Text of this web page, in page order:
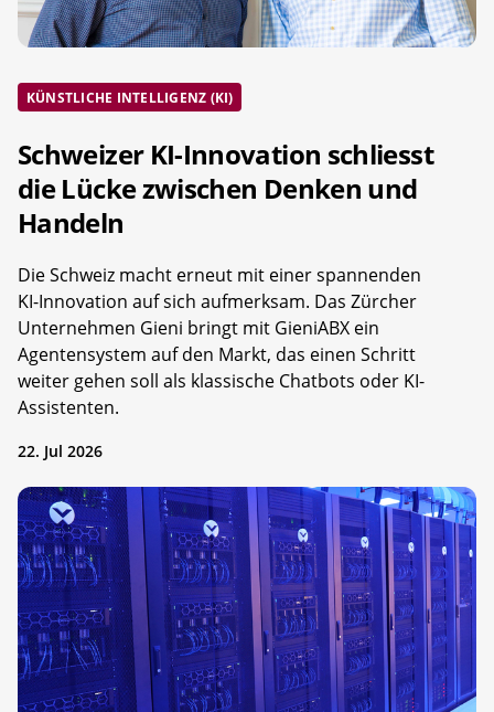
KÜNSTLICHE INTELLIGENZ (KI)
Schweizer KI-Innovation schliesst
die Lücke zwischen Denken und
Handeln
Die Schweiz macht erneut mit einer spannenden
KI-Innovation auf sich aufmerksam. Das Zürcher
Unternehmen Gieni bringt mit GieniABX ein
Agentensystem auf den Markt, das einen Schritt
weiter gehen soll als klassische Chatbots oder KI-
Assistenten.
22. Jul 2026